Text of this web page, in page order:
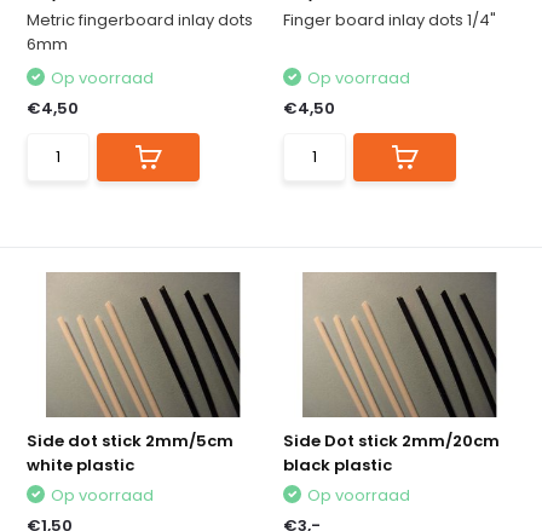
Metric fingerboard inlay dots
6mm
Op voorraad
€4,50
Finger board inlay dots 1/4"
Op voorraad
€4,50
Side dot stick 2mm/5cm
white plastic
Op voorraad
€1,50
Side Dot stick 2mm/20cm
black plastic
Op voorraad
€3,-